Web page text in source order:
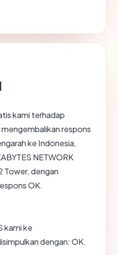
kami terhadap
mengembalikan respons
ke Indonesia,
NETWORK
Tower, dengan
OK.
kami ke
dengan: OK.